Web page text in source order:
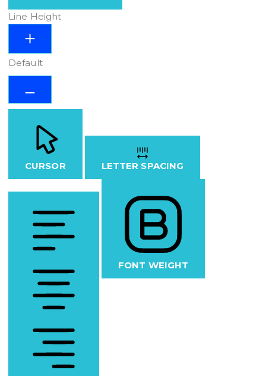
Line Height
Default
CURSOR LETTER SPACING
FONT WEIGHT